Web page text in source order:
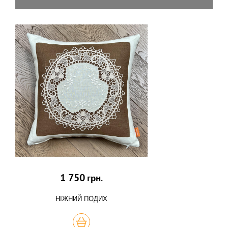
1 750 грн.
НІЖНИЙ ПОДИХ
КУПИТЬ